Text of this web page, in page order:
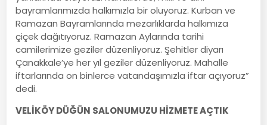
bayramlarımızda halkımızla bir oluyoruz. Kurban ve
Ramazan Bayramlarında mezarlıklarda halkımıza
çiçek dağıtıyoruz. Ramazan Aylarında tarihi
camilerimize geziler düzenliyoruz. Şehitler diyarı
Çanakkale’ye her yıl geziler düzenliyoruz. Mahalle
iftarlarında on binlerce vatandaşımızla iftar açıyoruz”
dedi.
VELİKÖY DÜĞÜN SALONUMUZU HİZMETE AÇTIK